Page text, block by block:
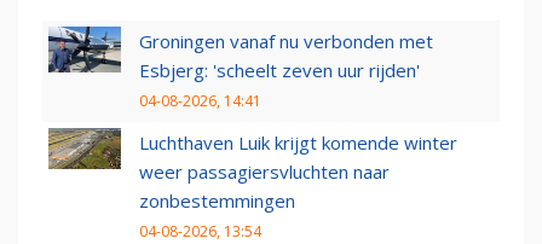
Groningen vanaf nu verbonden met
Esbjerg: 'scheelt zeven uur rijden'
04-08-2026, 14:41
Luchthaven Luik krijgt komende winter
weer passagiersvluchten naar
zonbestemmingen
04-08-2026, 13:54